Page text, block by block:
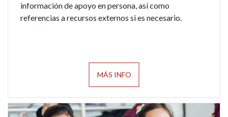
información de apoyo en persona, así como
referencias a recursos externos si es necesario.
MÁS INFO